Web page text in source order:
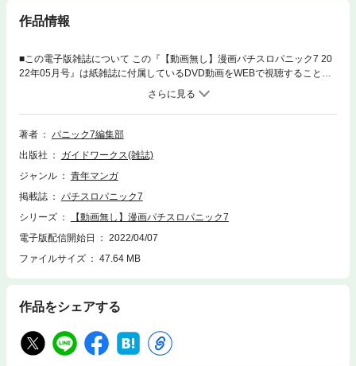
作品情報
■この電子版雑誌について この『【動画無し】漫画パチスロパニック7 20
22年05月号』は紙雑誌に付属しているDVD動画をWEBで視聴することが
できません。 WEB視聴が付属している『【動画付き】漫画パチスロパニ
ック7 2022年05月号』もございますので動画を視聴される方はこちらのご
購入をお勧めいたします。『【動画付き】漫画パチスロパニック7 2022年
05月号』の販売期間は2022年4月7日から2022年10月26日までですのでご
ットが目印！ 動画はパチスロ必勝ガイド、パチスロ実戦術のライター陣も
多数参加！ 【注目機種＆定番機種強化！】 押忍！番長ZERO アラジンAク
君SPEC SLOTえとたま パチスロ バイオハザード7 レジデント イービル
ジャグラーシリーズ 他 【連載漫画も超元気いっぱい！】 連れスロみのり
酒 カワサキカオリ+河原みのり 回胴風雲児 森遊作+源田サトシ ちょび姫こ
う爺 あかいこうじ+ちょび アドリブ王女 あかつきけいいち ギガ万枚くん
サマンサ三吉 コクハクH 七瀬あゆむ 丸の内OLのキラキラカチ盛り日記 あ
著者
パニック7編集部
出版社
ガイドワークス(雑誌)
ジャンル
青年マンガ
掲載誌
パチスロパニック7
シリーズ
【動画無し】漫画パチスロパニック7
電子版配信開始日
2022/04/07
ファイルサイズ
47.64 MB
作品をシェアする